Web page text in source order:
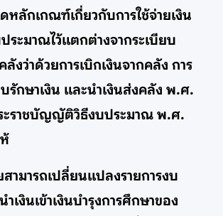
หลักเกณฑ์เกี่ยวกับการใช้จ่ายเงิน
ระมาณไว้แตกต่างจากระเบียบ
ลังว่าด้วยการเบิกเงินจากคลัง การ
บรักษาเงิน และนำเงินส่งคลัง พ.ศ.
ะราชบัญญัติวิธีงบประมาณ พ.ศ.
ามารถเปลี่ยนแปลงรายการงบ
เงินเข้าเงินบำรุงการศึกษาของ